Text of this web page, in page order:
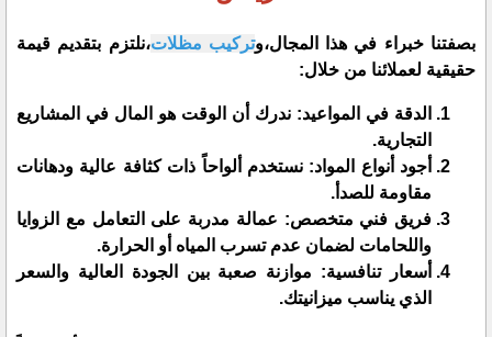
​بصفتنا خبراء في هذا المجال،وتركيب مظلات،نلتزم بتقديم قيمة
حقيقية لعملائنا من خلال:
​الدقة في المواعيد: ندرك أن الوقت هو المال في المشاريع
التجارية.
​أجود أنواع المواد: نستخدم ألواحاً ذات كثافة عالية ودهانات
مقاومة للصدأ.
​فريق فني متخصص: عمالة مدربة على التعامل مع الزوايا
واللحامات لضمان عدم تسرب المياه أو الحرارة.
​أسعار تنافسية: موازنة صعبة بين الجودة العالية والسعر
الذي يناسب ميزانيتك.